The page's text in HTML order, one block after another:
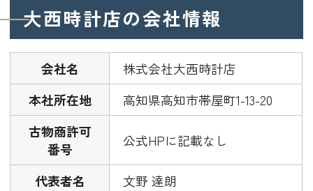
大西時計店の会社情報
会社名
株式会社大西時計店
本社所在地
高知県高知市帯屋町1-13-20
古物商許可
番号
公式HPに記載なし
代表者名 文野 達朗